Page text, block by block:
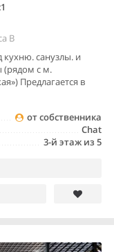
B
кухню. санузлы. и
(рядом с м.
Предлагается в
от собственника
Chat
3-й этаж из 5